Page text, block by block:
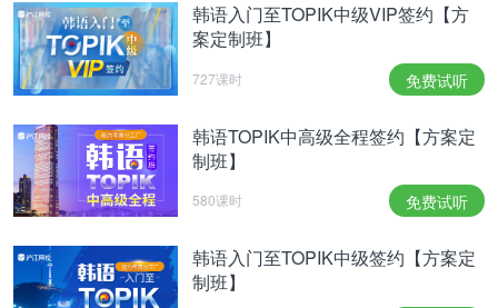
韩语入门至TOPIK中级VIP签约【方
案定制班】
727课时 免费试听
韩语TOPIK中高级全程签约【方案定
制班】
580课时 免费试听
韩语入门至TOPIK中级签约【方案定
制班】